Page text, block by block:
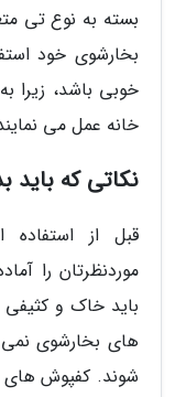
بسته به نوع تی
بخارشوی خود
خوبی باشد، زیرا
خانه عمل می
نکاتی که باید
قبل از
موردنظرتان را
باید خاک و کثیفی
های بخارشوی
شوند. کفپوش